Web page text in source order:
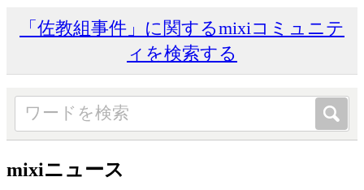
「佐教組事件」に関するmixiコミュニテ
ィを検索する
mixiニュース